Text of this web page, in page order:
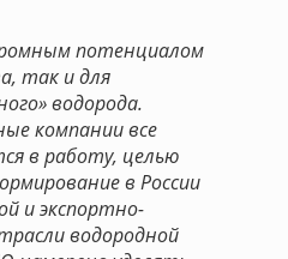
потенциалом
так и для
водорода.
компании все
в работу, целью
в России
и экспортно-
водородной